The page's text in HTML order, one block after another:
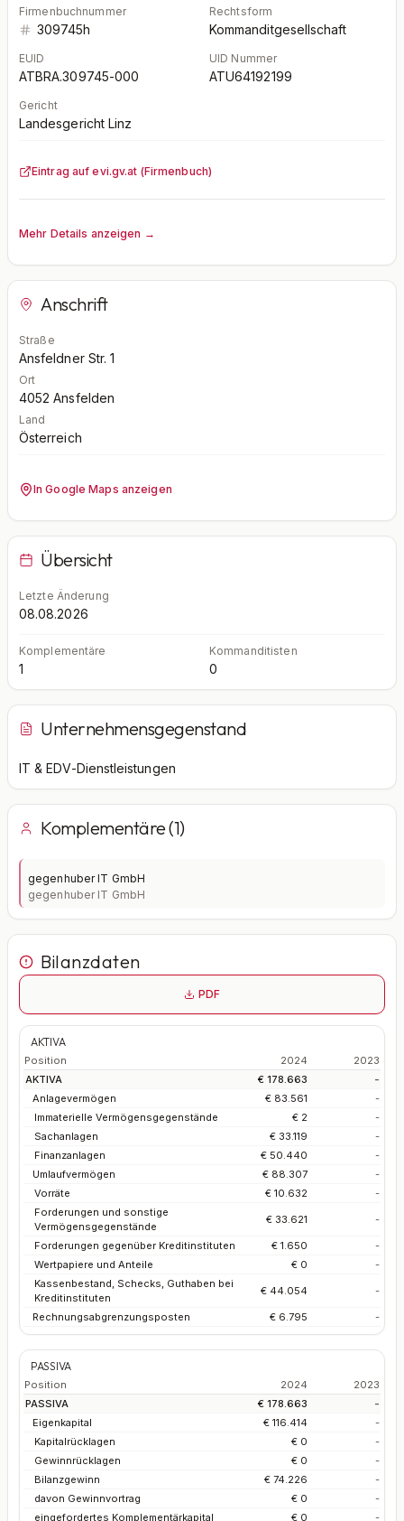
Firmenbuchnummer
309745h
Rechtsform
Kommanditgesellschaft
EUID
ATBRA.309745-000
UID Nummer
ATU64192199
Gericht
Landesgericht Linz
Eintrag auf evi.gv.at (Firmenbuch)
Mehr Details anzeigen →
Anschrift
Straße
Ansfeldner Str. 1
Ort
4052 Ansfelden
Land
Österreich
In Google Maps anzeigen
Übersicht
Letzte Änderung
08.08.2026
Komplementäre
1
Kommanditisten
0
Unternehmensgegenstand
IT & EDV-Dienstleistungen
Komplementäre (1)
gegenhuber IT GmbH
gegenhuber IT GmbH
Bilanzdaten
PDF
AKTIVA
Position 2024
2023
AKTIVA
€ 178.663
-
Anlagevermögen
€ 83.561
-
Immaterielle Vermögensgegenstände
€ 2
-
Sachanlagen
€ 33.119
-
Finanzanlagen
€ 50.440
-
Umlaufvermögen
€ 88.307
-
Vorräte
€ 10.632
-
Forderungen und sonstige
Vermögensgegenstände
€ 33.621 -
Forderungen gegenüber Kreditinstituten € 1.650
-
Wertpapiere und Anteile
€ 0
-
Kassenbestand, Schecks, Guthaben bei
Kreditinstituten
€ 44.054 -
Rechnungsabgrenzungsposten € 6.795 -
PASSIVA
Position 2024
2023
PASSIVA
€ 178.663
-
Eigenkapital
€ 116.414
-
Kapitalrücklagen
€ 0
-
Gewinnrücklagen
€ 0
-
Bilanzgewinn
€ 74.226
-
davon Gewinnvortrag
€ 0
-
eingefordertes Komplementärkapital
€ 0 -